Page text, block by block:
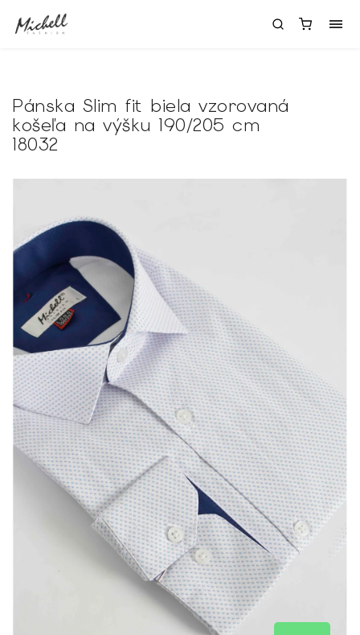
Pánska Slim fit biela vzorovaná
košeľa na výšku 190/205 cm
18032